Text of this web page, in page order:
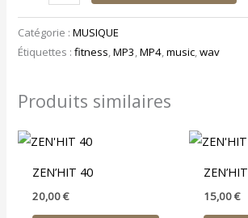
Catégorie :MUSIQUE
Étiquettes :fitness,MP3,MP4,music,wav
Produits similaires
ZEN’HIT 40
20,00€ 15,00€